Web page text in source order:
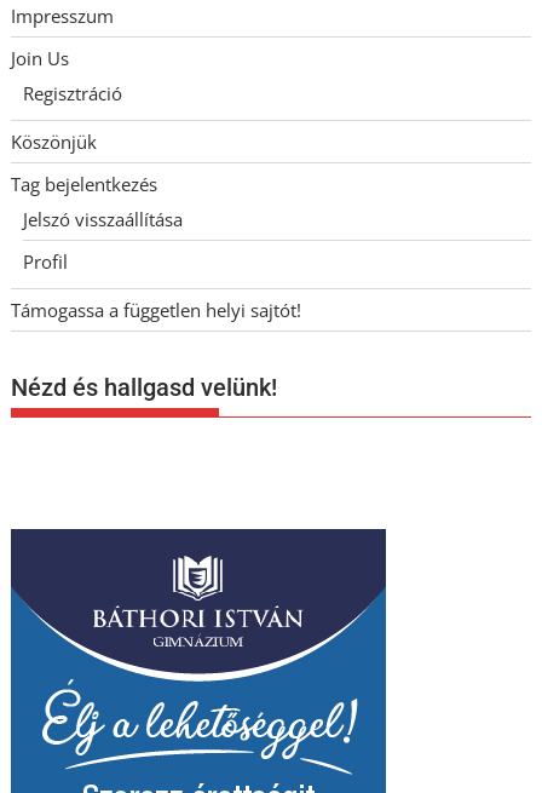
Impresszum
Join Us
Regisztráció
Köszönjük
Tag bejelentkezés
Jelszó visszaállítása
Profil
Támogassa a független helyi sajtót!
Nézd és hallgasd velünk!